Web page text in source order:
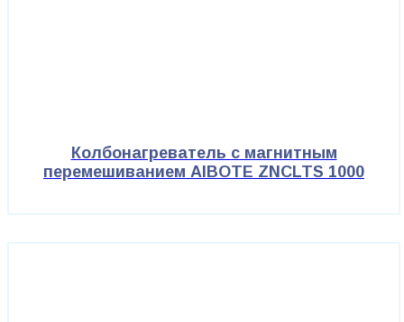
Колбонагреватель с магнитным
перемешиванием AIBOTE ZNCLTS 1000